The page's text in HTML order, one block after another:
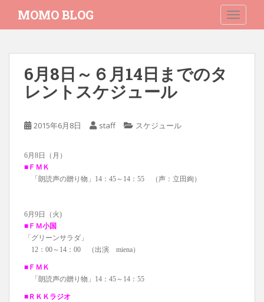
i
MOMO BLOG
6月8日～６月14日までのタ
レントスケジュール
2015年6月8日 staff スケジュール
6月8日（月）
■ＦＭＫ
「朗読声の贈り物」14：45～14：55 （声：立田絢）
6月9日（火)
■ＦＭ小国
「グリーンサラダ」
12：00～14：00 （出演 miena）
■ＦＭＫ
「朗読声の贈り物」14：45～14：55
■ＲＫＫラジオ